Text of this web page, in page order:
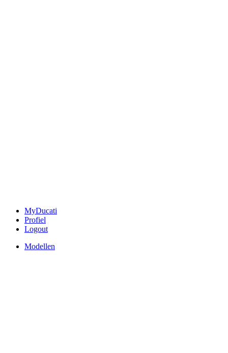
MyDucati
Profiel
Logout
Modellen